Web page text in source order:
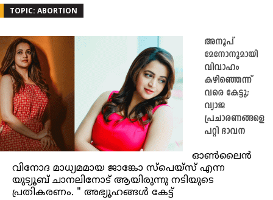
TOPIC: ABORTION
അനൂപ്
മേനോനുമായി
വിവാഹം
കഴിഞ്ഞെന്ന്
വരെ കേട്ടു;
വ്യാജ
പ്രചാരണങ്ങളെ
പറ്റി ഭാവന
ഓൺലൈൻ
വിനോദ മാധ്യമമായ ജാങ്കോ സ്പെയ്സ് എന്ന
യുട്യൂബ് ചാനലിനോട് ആയിരുന്നു നടിയുടെ
പ്രതികരണം. " അഭ്യൂഹങ്ങൾ കേട്ട്